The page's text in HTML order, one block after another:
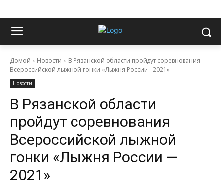
Домой Новости
В Рязанской области пройдут соревнования
Всероссийской лыжной гонки «Лыжня России - 2021»
Новости
В Рязанской области
пройдут соревнования
Всероссийской лыжной
гонки «Лыжня России —
2021»